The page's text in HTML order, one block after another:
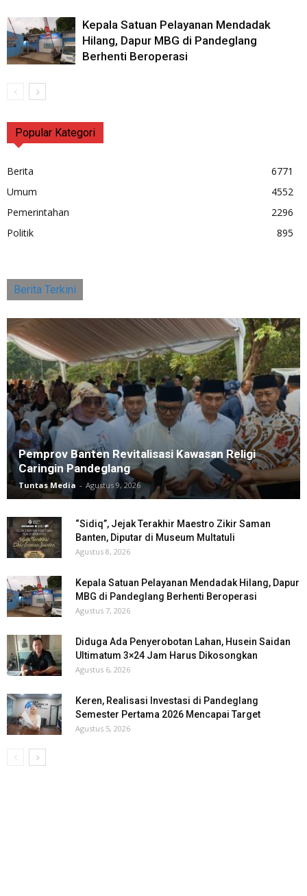
Kepala Satuan Pelayanan Mendadak
Hilang, Dapur MBG di Pandeglang
Berhenti Beroperasi
Popular Kategori
Berita
6771
Umum
4552
Pemerintahan
2296
Politik
895
Berita Terkini
Pemprov Banten Revitalisasi Kawasan Religi
Caringin Pandeglang
Tuntas Media - Agustus 9, 2026
“Sidiq”, Jejak Terakhir Maestro Zikir Saman
Banten, Diputar di Museum Multatuli
Agustus 8, 2026
Kepala Satuan Pelayanan Mendadak Hilang, Dapur
MBG di Pandeglang Berhenti Beroperasi
Agustus 7, 2026
Diduga Ada Penyerobotan Lahan, Husein Saidan
Ultimatum 3×24 Jam Harus Dikosongkan
Agustus 6, 2026
Keren, Realisasi Investasi di Pandeglang
Semester Pertama 2026 Mencapai Target
Agustus 5, 2026